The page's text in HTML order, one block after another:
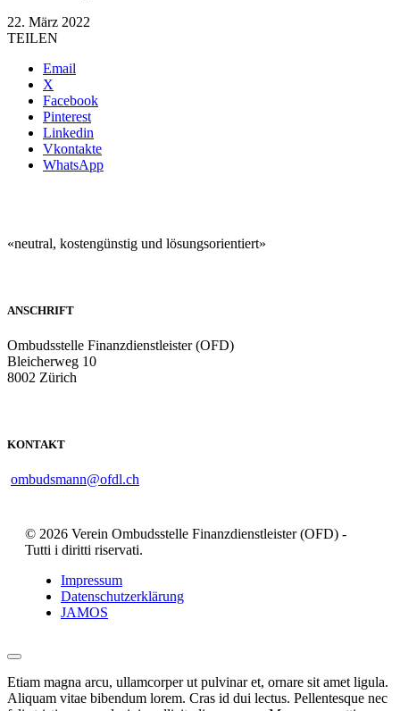
22. März 2022
TEILEN
Email
X
Facebook
Pinterest
Linkedin
Vkontakte
WhatsApp
«neutral, kostengünstig und lösungsorientiert»
ANSCHRIFT
Ombudsstelle Finanzdienstleister (OFD)
Bleicherweg 10
8002 Zürich
KONTAKT
ombudsmann@ofdl.ch
© 2026 Verein Ombudsstelle Finanzdienstleister (OFD) -
Tutti i diritti riservati.
Impressum
Datenschutzerklärung
JAMOS
Etiam magna arcu, ullamcorper ut pulvinar et, ornare sit amet ligula.
Aliquam vitae bibendum lorem. Cras id dui lectus. Pellentesque nec